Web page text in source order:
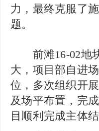
力，最终克服了
题。
前滩16-02地块
大，项目部自进
位，多次组织开
及场平布置，完
目顺利完成主体